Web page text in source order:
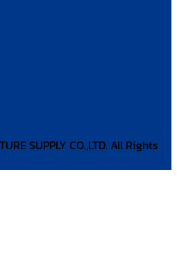
SUPPLY CO.,LTD. All Rights